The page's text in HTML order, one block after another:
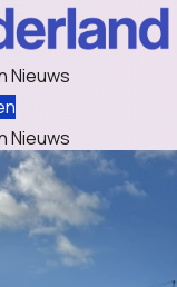
Nieuws
Nieuws